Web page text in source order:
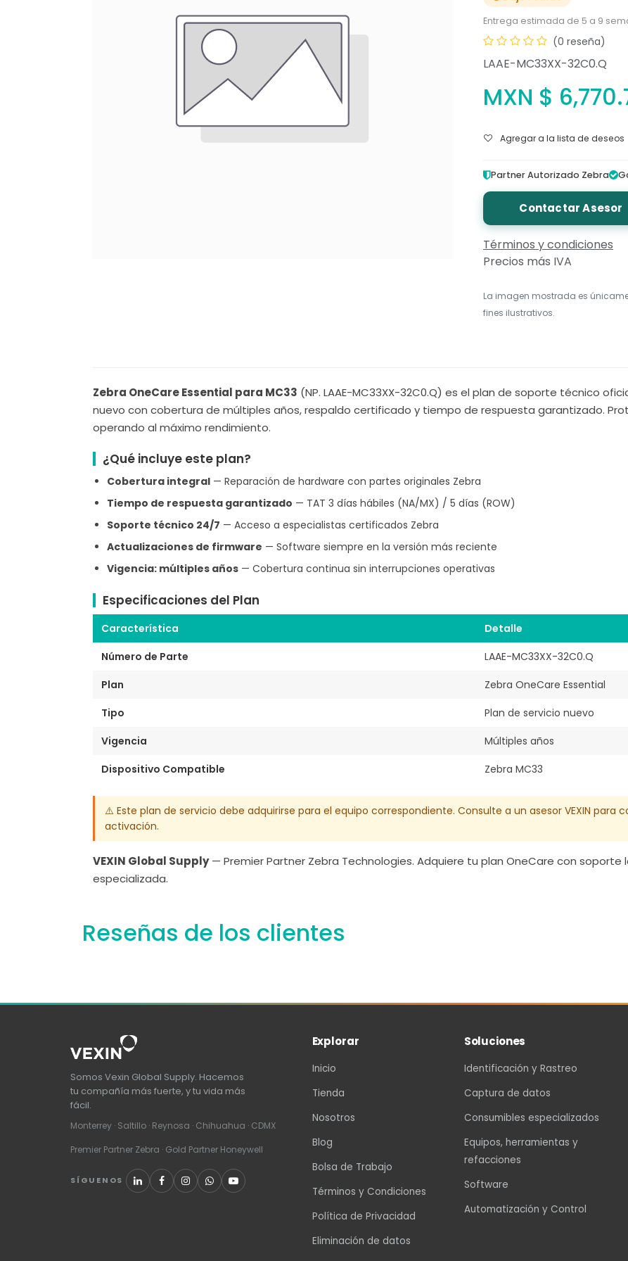
Entrega estimada de 5 a 9
(0 reseña)
LAAE-MC33XX-32C0.Q
MXN $
Agregar a la lista de deseos
Partner Autorizado Zebra
Contactar Asesor
Términos y condiciones
Precios más IVA
La imagen mostrada es
fines ilustrativos.
Zebra OneCare Essential para MC33 (NP. LAAE-MC33XX-32C0.Q) es el plan de soporte técnico
nuevo con cobertura de múltiples años, respaldo certificado y tiempo de respuesta garantizado.
operando al máximo rendimiento.
¿Qué incluye este plan?
Cobertura integral — Reparación de hardware con partes originales Zebra
Tiempo de respuesta garantizado — TAT 3 días hábiles (NA/MX) / 5 días (ROW)
Soporte técnico 24/7 — Acceso a especialistas certificados Zebra
Actualizaciones de firmware — Software siempre en la versión más reciente
Vigencia: múltiples años — Cobertura continua sin interrupciones operativas
Especificaciones del Plan
Característica
Detalle
Número de Parte
LAAE-MC33XX-32C0.Q
Plan
Zebra OneCare Essential
Tipo
Plan de servicio nuevo
Vigencia
Múltiples años
Dispositivo Compatible
Zebra MC33
⚠️ Este plan de servicio debe adquirirse para el equipo correspondiente. Consulte a un asesor VEXIN
activación.
VEXIN Global Supply— Premier Partner Zebra Technologies. Adquiere tu plan OneCare con soporte
especializada.
Reseñas de los clientes
Somos Vexin Global Supply. Hacemos
tu compañía más fuerte, y tu vida más
fácil.
Monterrey · Saltillo · Reynosa · Chihuahua · CDMX
Premier Partner Zebra · Gold Partner Honeywell
SÍGUENOS
Explorar
Inicio
Tienda
Nosotros
Blog
Bolsa de Trabajo
Términos y Condiciones
Política de Privacidad
Eliminación de datos
Soluciones
Identificación y Rastreo
Captura de datos
Consumibles especializados
Equipos, herramientas y
refacciones
Software
Automatización y Control